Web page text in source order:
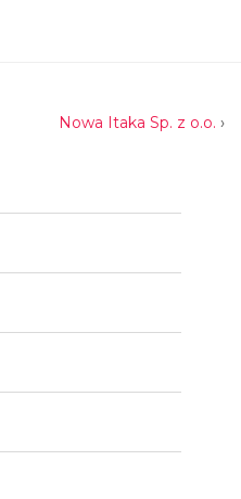
Nowa Itaka Sp. z o.o. ›